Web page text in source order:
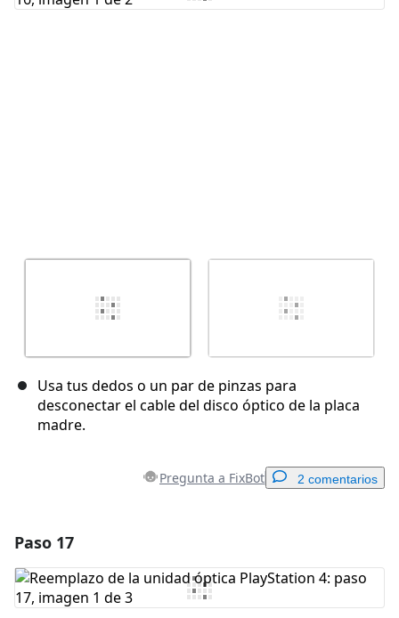
Usa tus dedos o un par de pinzas para
desconectar el cable del disco óptico de la placa
madre.
Pregunta a FixBot 2 comentarios
Agregar Comentario
Paso 17